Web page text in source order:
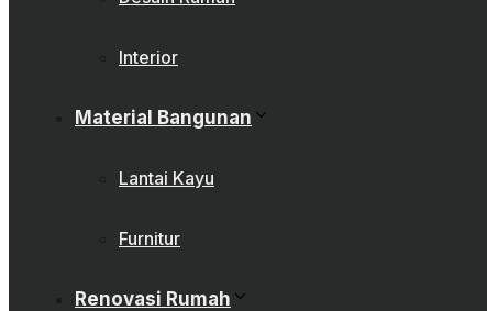
Interior
Material Bangunan
Lantai Kayu
Furnitur
Renovasi Rumah